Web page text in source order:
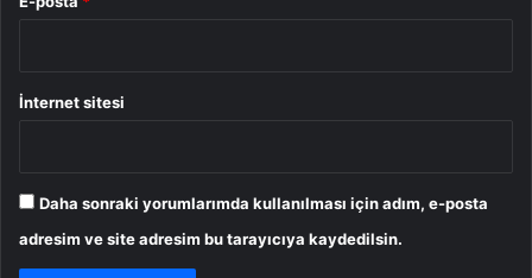
İnternet sitesi
Daha sonraki yorumlarımda kullanılması için adım, e-posta
adresim ve site adresim bu tarayıcıya kaydedilsin.